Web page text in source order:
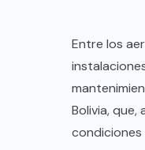
Entre los
Bolivia,